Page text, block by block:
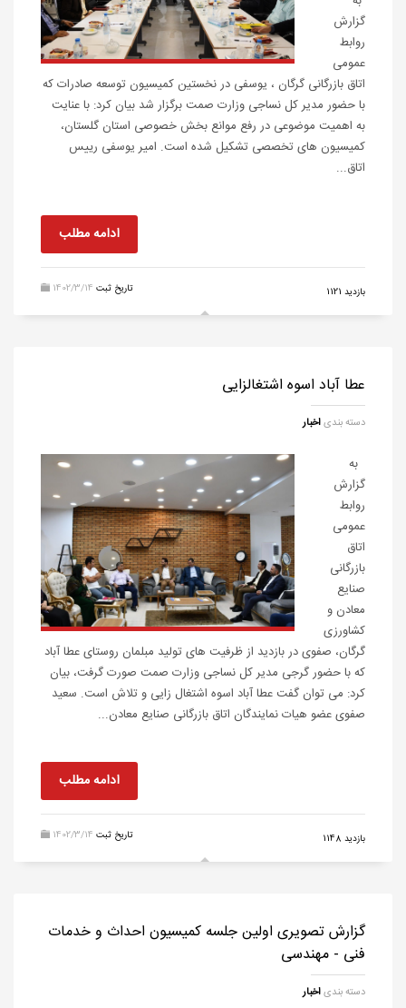
گزارش
روابط
عمومی
اتاق بازرگانی گرگان ، یوسفی در نخستین کمیسیون توسعه صادرات که
با حضور مدیر کل نساجی وزارت صمت برگزار شد بیان کرد: با عنایت
به اهمیت موضوعی در رفع موانع بخش خصوصی استان گلستان،
کمیسیون های تخصصی تشکیل شده است. امیر یوسفی رییس
اتاق...
ادامه مطلب
1402/3/14 تاریخ ثبت بازدید 1121
عطا آباد اسوه اشتغالزایی
دسته بندیاخبار
به
گزارش
روابط
عمومی
اتاق
بازرگانی
صنایع
معادن و
کشاورزی
گرگان، صفوی در بازدید از ظرفیت های تولید مبلمان روستای عطا آباد
که با حضور گرجی مدیر کل نساجی وزارت صمت صورت گرفت، بیان
کرد: می توان گفت عطا آباد اسوه اشتغال زایی و تلاش است. سعید
صفوی عضو هیات نمایندگان اتاق بازرگانی صنایع معادن...
ادامه مطلب
1402/3/14 تاریخ ثبت بازدید 1148
گزارش تصویری اولین جلسه کمیسیون احداث و خدمات
فنی - مهندسی
دسته بندیاخبار